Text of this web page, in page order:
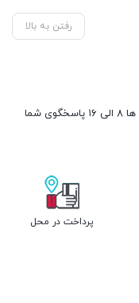
رفتن به بالا
شنبه تا چهارشنبه از ساعت ۸ الی ۲۰ و پنجشنبه ها ۸ الی ۱۶ پاسخگوی شما
پرداخت در محل